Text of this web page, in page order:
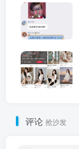
评论 抢沙发